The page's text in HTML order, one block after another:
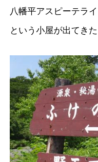
八幡平アスピーテラ
という小屋が出てき